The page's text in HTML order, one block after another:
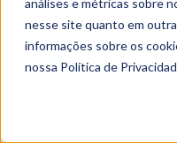
análises e métricas sobre
nesse site quanto em
informações sobre os
nossa Política de
Taxação de